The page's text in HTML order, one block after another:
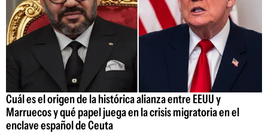
Cuál es el origen de la histórica alianza entre EEUU y
Marruecos y qué papel juega en la crisis migratoria en el
enclave español de Ceuta